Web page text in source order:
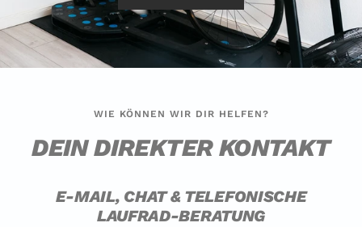
WIE KÖNNEN WIR DIR HELFEN?
DEIN DIREKTER KONTAKT
E-MAIL, CHAT & TELEFONISCHE
LAUFRAD-BERATUNG